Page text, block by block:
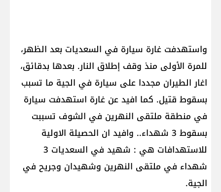
واستهدفت غارة سيارة في السعديات بعد الظهر،
للمرة الأولى منذ وقف إطلاق النار. بعدها بدقائق،
اغار الطيران مجددا على سيارة في الجية ما تسبب
بسقوط قتيل. كما افيد عن غارة استهدفت سيارة
في منطقة ملتقى النهرين في الشوف تسببت
بسقوط 3 شهداء.. وافيد ان الحصيلة الاولية
للاستهدافات هي : شهيد في السعديات 3
شهداء في ملتقى النهرين وشهيدان وجريح في
الجية.